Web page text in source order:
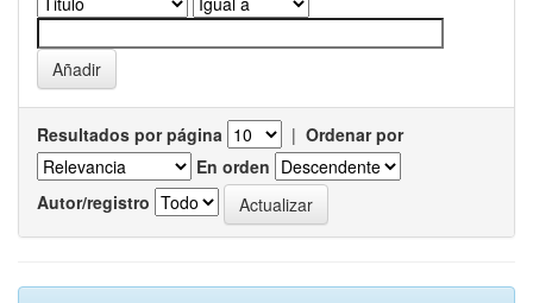
Resultados por página | Ordenar por
En orden
Autor/registro